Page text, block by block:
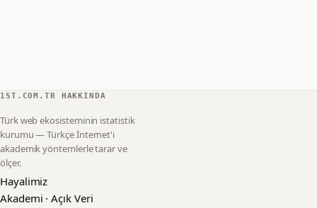
1ST.COM.TR HAKKINDA
Türk web ekosisteminin istatistik
kurumu — Türkçe İnternet'i
akademik yöntemlerle tarar ve
ölçer.
Hayalimiz
Akademi · Açık Veri